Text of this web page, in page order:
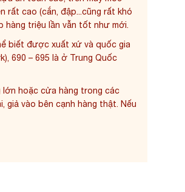
rất cao (cắn, đập...cũng rất khó
hàng triệu lần vẫn tốt như mới.
biết được xuất xứ và quốc gia
690 – 695 là ở Trung Quốc
lớn hoặc cửa hàng trong các
giả vào bên cạnh hàng thật. Nếu